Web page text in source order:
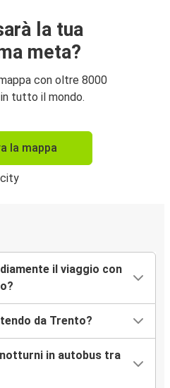
la tua
meta?
con oltre 8000
tutto il mondo.
la mappa
il viaggio con
da Trento?
in autobus tra